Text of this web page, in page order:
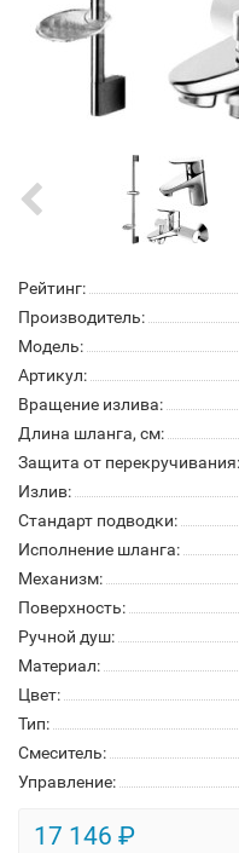
Рейтинг:
Производитель:
Модель:
Артикул:
Вращение излива:
Длина шланга, см:
Защита от перекручивания:
Излив:
Стандарт подводки:
Исполнение шланга:
Механизм:
Поверхность:
Ручной душ:
Материал:
Цвет:
Тип:
Смеситель:
Управление:
17 146 ₽